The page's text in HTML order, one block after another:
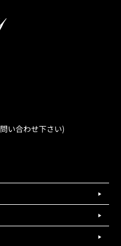
い合わせ下さい)